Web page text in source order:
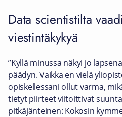
Data scientistilta
viestintäkykyä
”Kyllä minussa näkyi jo
päädyn. Vaikka en vielä
opiskellessani ollut varma,
tietyt piirteet viitoittivat
pitkäjänteinen: Kokosin